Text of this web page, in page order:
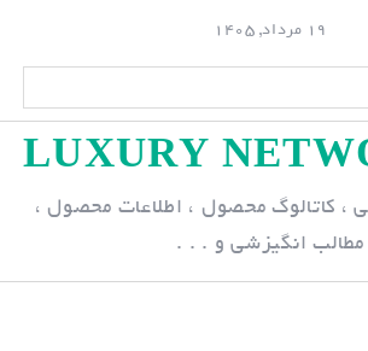
19 مرداد, 1405
LUXURY
، کاتالوگ محصول ، اطلاعات محصول ،
مطالب انگیزشی و . . .